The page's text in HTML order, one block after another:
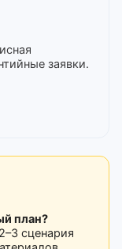
заявки.
план?
сценария